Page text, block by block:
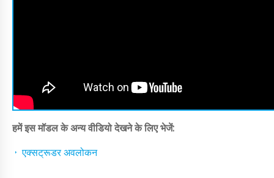
हमें इस मॉडल के अन्य वीडियो देखने के लिए भेजें:
एक्सट्रूडर अवलोकन